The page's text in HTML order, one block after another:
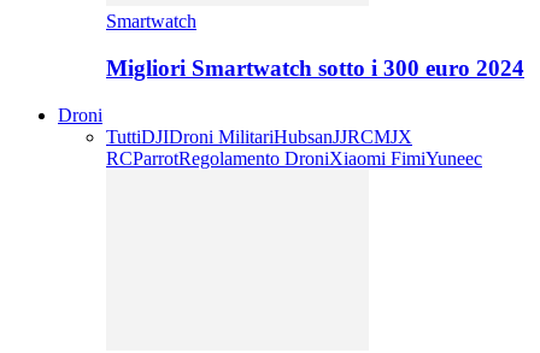
Smartwatch
Migliori Smartwatch sotto i 300 euro 2024
Droni
TuttiDJIDroni MilitariHubsanJJRCMJX
RCParrotRegolamento DroniXiaomi FimiYuneec